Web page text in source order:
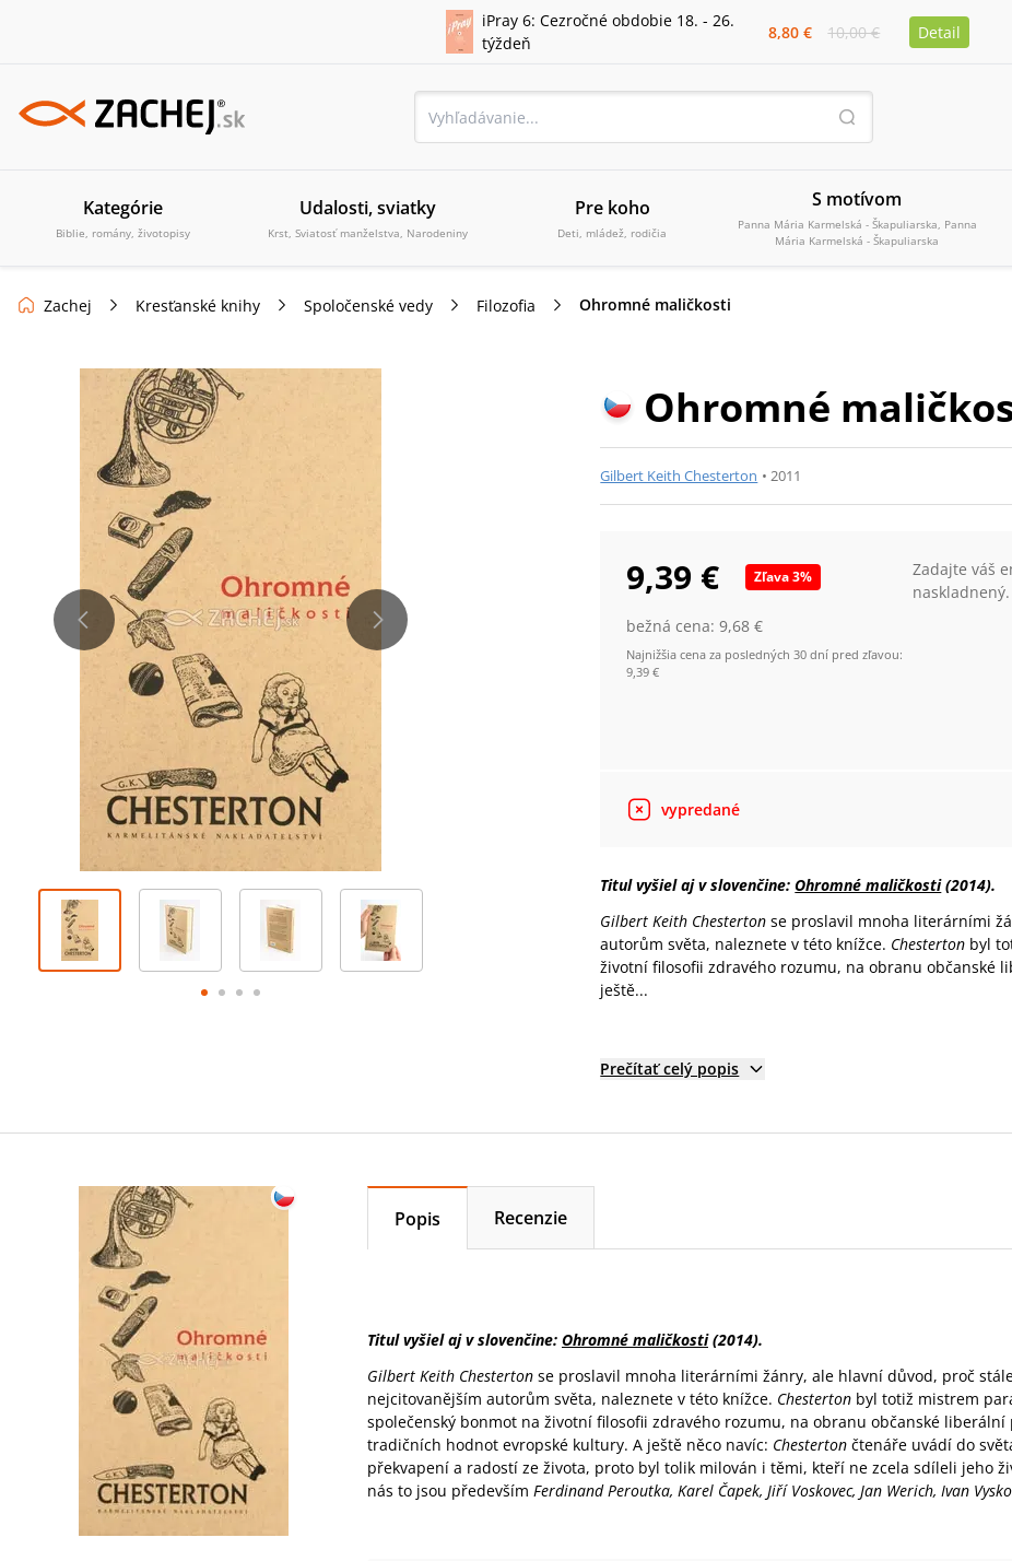
iPray 6: Cezročné obdobie 18. - 26.
týždeň
8,80 € 10,00 € Detail
Kategórie
Biblie, romány, životopisy
Udalosti, sviatky
Krst, Sviatosť manželstva, Narodeniny
Pre koho
Deti, mládež, rodičia
S motívom
Panna Mária Karmelská - Škapuliarska, Panna
Mária Karmelská - Škapuliarska
Zachej Kresťanské knihy Spoločenské vedy Filozofia Ohromné maličkosti
Ohromné
Gilbert Keith Chesterton •2011
9,39 € Zľava3%
bežná cena:9,68 €
Najnižšia cena za posledných 30 dní pred zľavou:
9,39 €
Zadajte váš
naskladnený.
vypredané
Titul vyšiel aj v slovenčine:Ohromné maličkosti(2014).
Gilbert Keith Chesterton se proslavil mnoha literárními
autorům světa, naleznete v této knížce. Chesterton byl
životní filosofii zdravého rozumu, na obranu
ještě...
Prečítať celý popis
Popis Recenzie
Titul vyšiel aj v slovenčine: Ohromné maličkosti(2014).
Gilbert Keith Chesterton se proslavil mnoha literárními žánry, ale hlavní důvod, proč
nejcitovanějším autorům světa, naleznete v této knížce. Chesterton byl totiž mistrem
společenský bonmot na životní filosofii zdravého rozumu, na obranu občanské liberální
tradičních hodnot evropské kultury. A ještě něco navíc: Chesterton čtenáře uvádí do
překvapení a radostí ze života, proto byl tolik milován i těmi, kteří ne zcela sdíleli jeho
nás to jsou především Ferdinand Peroutka, Karel Čapek, Jiří Voskovec, Jan Werich, Ivan